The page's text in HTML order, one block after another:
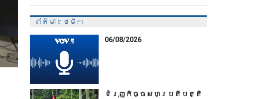
ព័ត៌មានថ្មីៗ
06/08/2026
ជំរុញកិច្ចសហប្រតិបត្តិ